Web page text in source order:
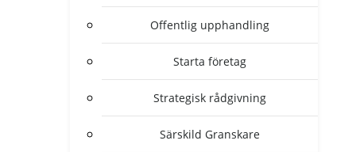
Offentlig upphandling
Starta företag
Strategisk rådgivning
Särskild Granskare